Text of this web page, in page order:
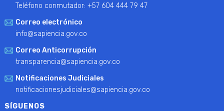
Teléfono conmutador: +57 604 444 79 47
Correo electrónico
info@sapiencia.gov.co
Correo Anticorrupción
transparencia@sapiencia.gov.co
Notificaciones Judiciales
notificacionesjudiciales@sapiencia.gov.co
SÍGUENOS